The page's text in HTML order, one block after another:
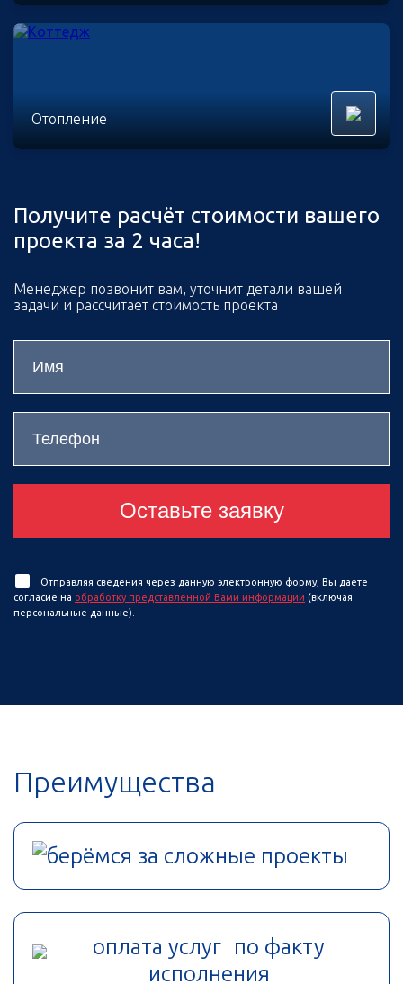
Отопление
Получите расчёт стоимости вашего
проекта за 2 часа!
Менеджер позвонит вам, уточнит детали вашей
задачи и рассчитает стоимость проекта
Оставьте заявку
Отправляя сведения через данную электронную форму, Вы даете
согласие на обработку представленной Вами информации (включая
персональные данные).
Преимущества
берёмся за сложные проекты
оплата услуг по факту
исполнения